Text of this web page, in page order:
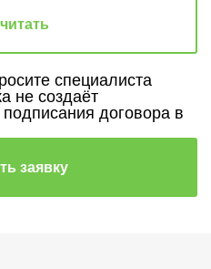
специалиста
не создаёт
договора в